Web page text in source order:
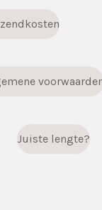
Juiste lengte?